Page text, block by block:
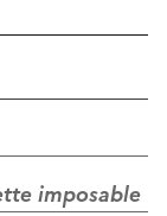
imposable